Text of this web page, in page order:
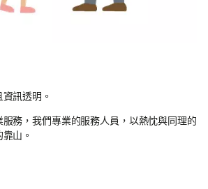
訊透明。
務，我們專業的服務人員，以熱忱與同理的
山。